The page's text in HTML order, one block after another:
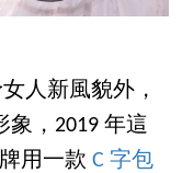
人新風貌外，
，2019 年這
用一款 C 字包